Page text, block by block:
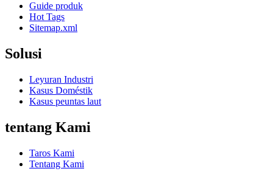
Guide produk
Hot Tags
Sitemap.xml
Solusi
Leyuran Industri
Kasus Doméstik
Kasus peuntas laut
tentang Kami
Taros Kami
Tentang Kami